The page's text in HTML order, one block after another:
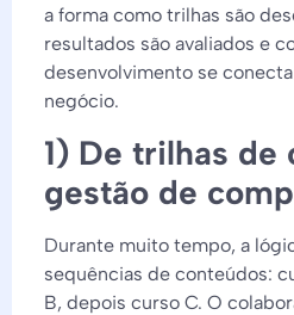
a forma como trilhas são
resultados são avaliados e
desenvolvimento se
negócio.
1) De trilhas de
gestão de
Durante muito tempo, a
sequências de conteúdos:
B, depois curso C. O